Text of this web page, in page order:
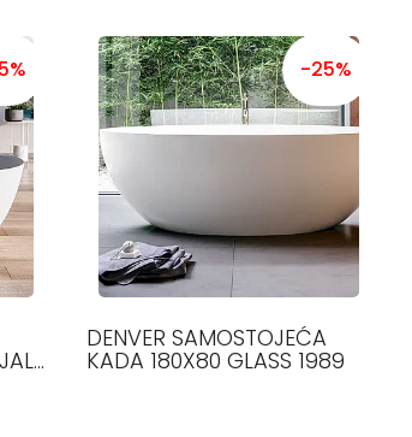
-25%
DENVER SAMOSTOJEĆA
KADA 180X80 GLASS 1989